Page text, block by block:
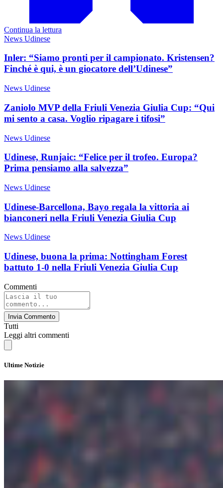
Continua la lettura
News Udinese
Inler: “Siamo pronti per il campionato. Kristensen?
Finché è qui, è un giocatore dell’Udinese”
News Udinese
Zaniolo MVP della Friuli Venezia Giulia Cup: “Qui
mi sento a casa. Voglio ripagare i tifosi”
News Udinese
Udinese, Runjaic: “Felice per il trofeo. Europa?
Prima pensiamo alla salvezza”
News Udinese
Udinese-Barcellona, Bayo regala la vittoria ai
bianconeri nella Friuli Venezia Giulia Cup
News Udinese
Udinese, buona la prima: Nottingham Forest
battuto 1-0 nella Friuli Venezia Giulia Cup
Commenti
Invia Commento
Tutti
Leggi altri commenti
Ultime Notizie